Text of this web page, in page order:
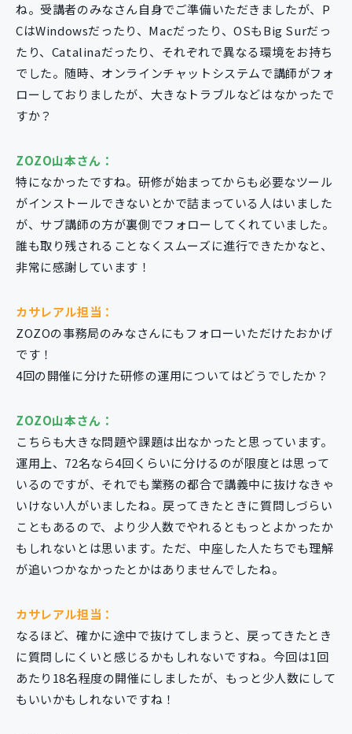
ね。受講者のみなさん自身でご準備いただきましたが、P
CはWindowsだったり、Macだったり、OSもBig Surだっ
たり、Catalinaだったり、それぞれで異なる環境をお持ち
でした。随時、オンラインチャットシステムで講師がフォ
ローしておりましたが、大きなトラブルなどはなかったで
すか？
ZOZO山本さん：
特になかったですね。研修が始まってからも必要なツール
がインストールできないとかで詰まっている人はいました
が、サブ講師の方が裏側でフォローしてくれていました。
誰も取り残されることなくスムーズに進行できたかなと、
非常に感謝しています！
カサレアル担当：
ZOZOの事務局のみなさんにもフォローいただけたおかげ
です！
4回の開催に分けた研修の運用についてはどうでしたか？
ZOZO山本さん：
こちらも大きな問題や課題は出なかったと思っています。
運用上、72名なら4回くらいに分けるのが限度とは思って
いるのですが、それでも業務の都合で講義中に抜けなきゃ
いけない人がいましたね。戻ってきたときに質問しづらい
こともあるので、より少人数でやれるともっとよかったか
もしれないとは思います。ただ、中座した人たちでも理解
が追いつかなかったとかはありませんでしたね。
カサレアル担当：
なるほど、確かに途中で抜けてしまうと、戻ってきたとき
に質問しにくいと感じるかもしれないですね。今回は1回
あたり18名程度の開催にしましたが、もっと少人数にして
もいいかもしれないですね！